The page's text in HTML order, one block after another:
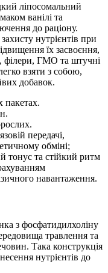
ліпосомальний
ванілі та
до раціону.
нутрієнтів при
їх засвоєння,
філери, ГМО та штучні
взяти з собою,
добавок.
пакетах.
передачі,
обміні;
тонус та стійкий ритм
навантаження.
з фосфатидилхоліну
травлення та
Така конструкція
нутрієнтів до